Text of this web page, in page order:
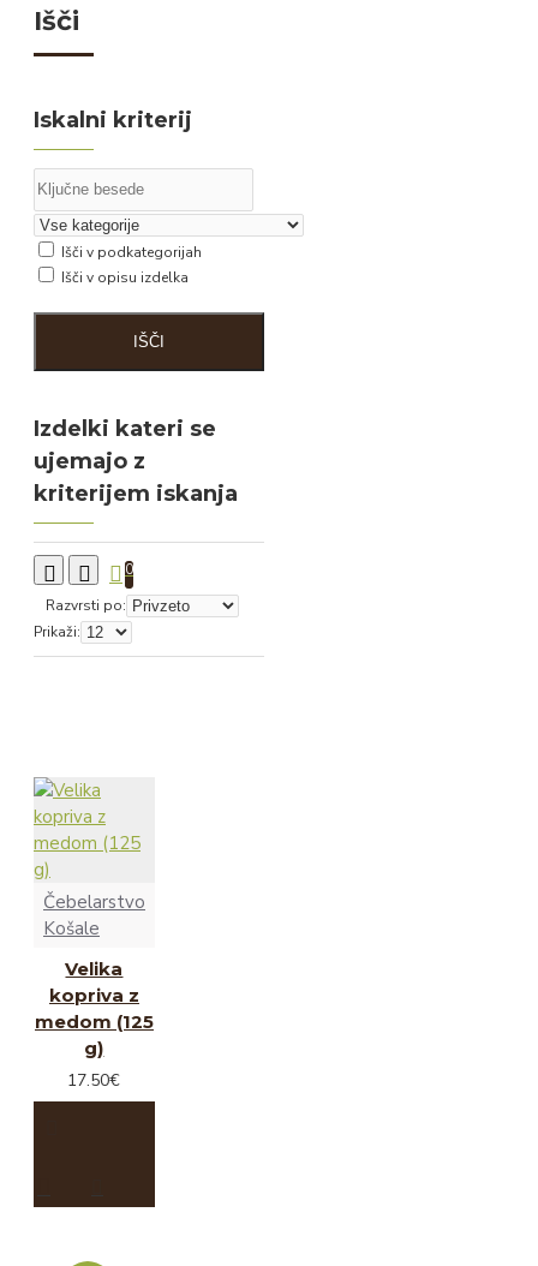
Išči
Iskalni kriterij
Išči v podkategorijah
Išči v opisu izdelka
IŠČI
Izdelki kateri se
ujemajo z
kriterijem iskanja
0
Razvrsti po:
Prikaži:
Čebelarstvo
Košale
Velika
kopriva z
medom (125
g)
17.50€